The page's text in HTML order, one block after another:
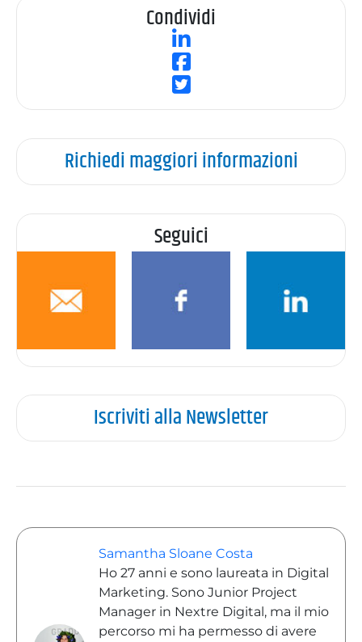
Condividi
Richiedi maggiori informazioni
Seguici
Iscriviti alla Newsletter
Samantha Sloane Costa
Ho 27 anni e sono laureata in Digital
Marketing. Sono Junior Project
Manager in Nextre Digital, ma il mio
percorso mi ha permesso di avere